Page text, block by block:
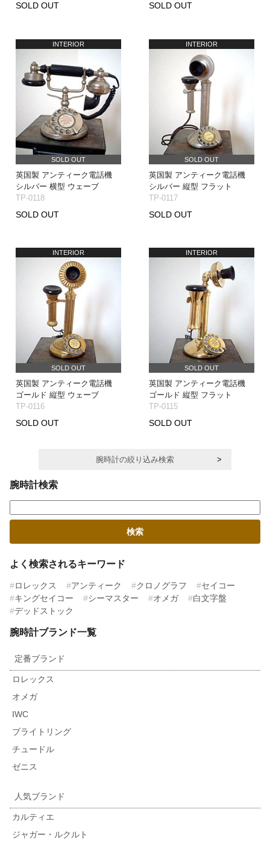
SOLD OUT SOLD OUT
INTERIOR
SOLD OUT
英国製 アンティーク電話機
シルバー 横型 ウェーブ
TP-0118
SOLD OUT
INTERIOR
SOLD OUT
英国製 アンティーク電話機
シルバー 縦型 フラット
TP-0117
SOLD OUT
INTERIOR
SOLD OUT
英国製 アンティーク電話機
ゴールド 縦型 ウェーブ
TP-0116
SOLD OUT
INTERIOR
SOLD OUT
英国製 アンティーク電話機
ゴールド 縦型 フラット
TP-0115
SOLD OUT
腕時計の絞り込み検索
腕時計検索
よく検索されるキーワード
ロレックス アンティーク クロノグラフ
セイコー
キングセイコー
シーマスター オメガ
白文字盤
デッドストック
腕時計ブランド一覧
定番ブランド
ロレックス
オメガ
IWC
ブライトリング
チュードル
ゼニス
人気ブランド
カルティエ
ジャガー・ルクルト